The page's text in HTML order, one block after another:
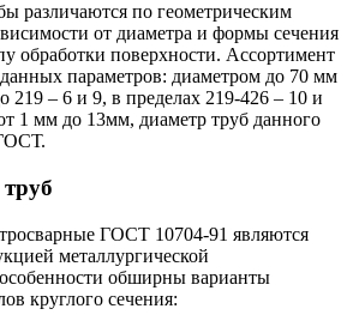
различаются по геометрическим
от диаметра и формы сечения
обработки поверхности. Ассортимент
параметров: диаметром до 70 мм
219 – 6 и 9, в пределах 219-426 – 10 и
1 мм до 13мм, диаметр труб данного
ГОСТ 10704-91 являются
металлургической
обширны варианты
круглого сечения: